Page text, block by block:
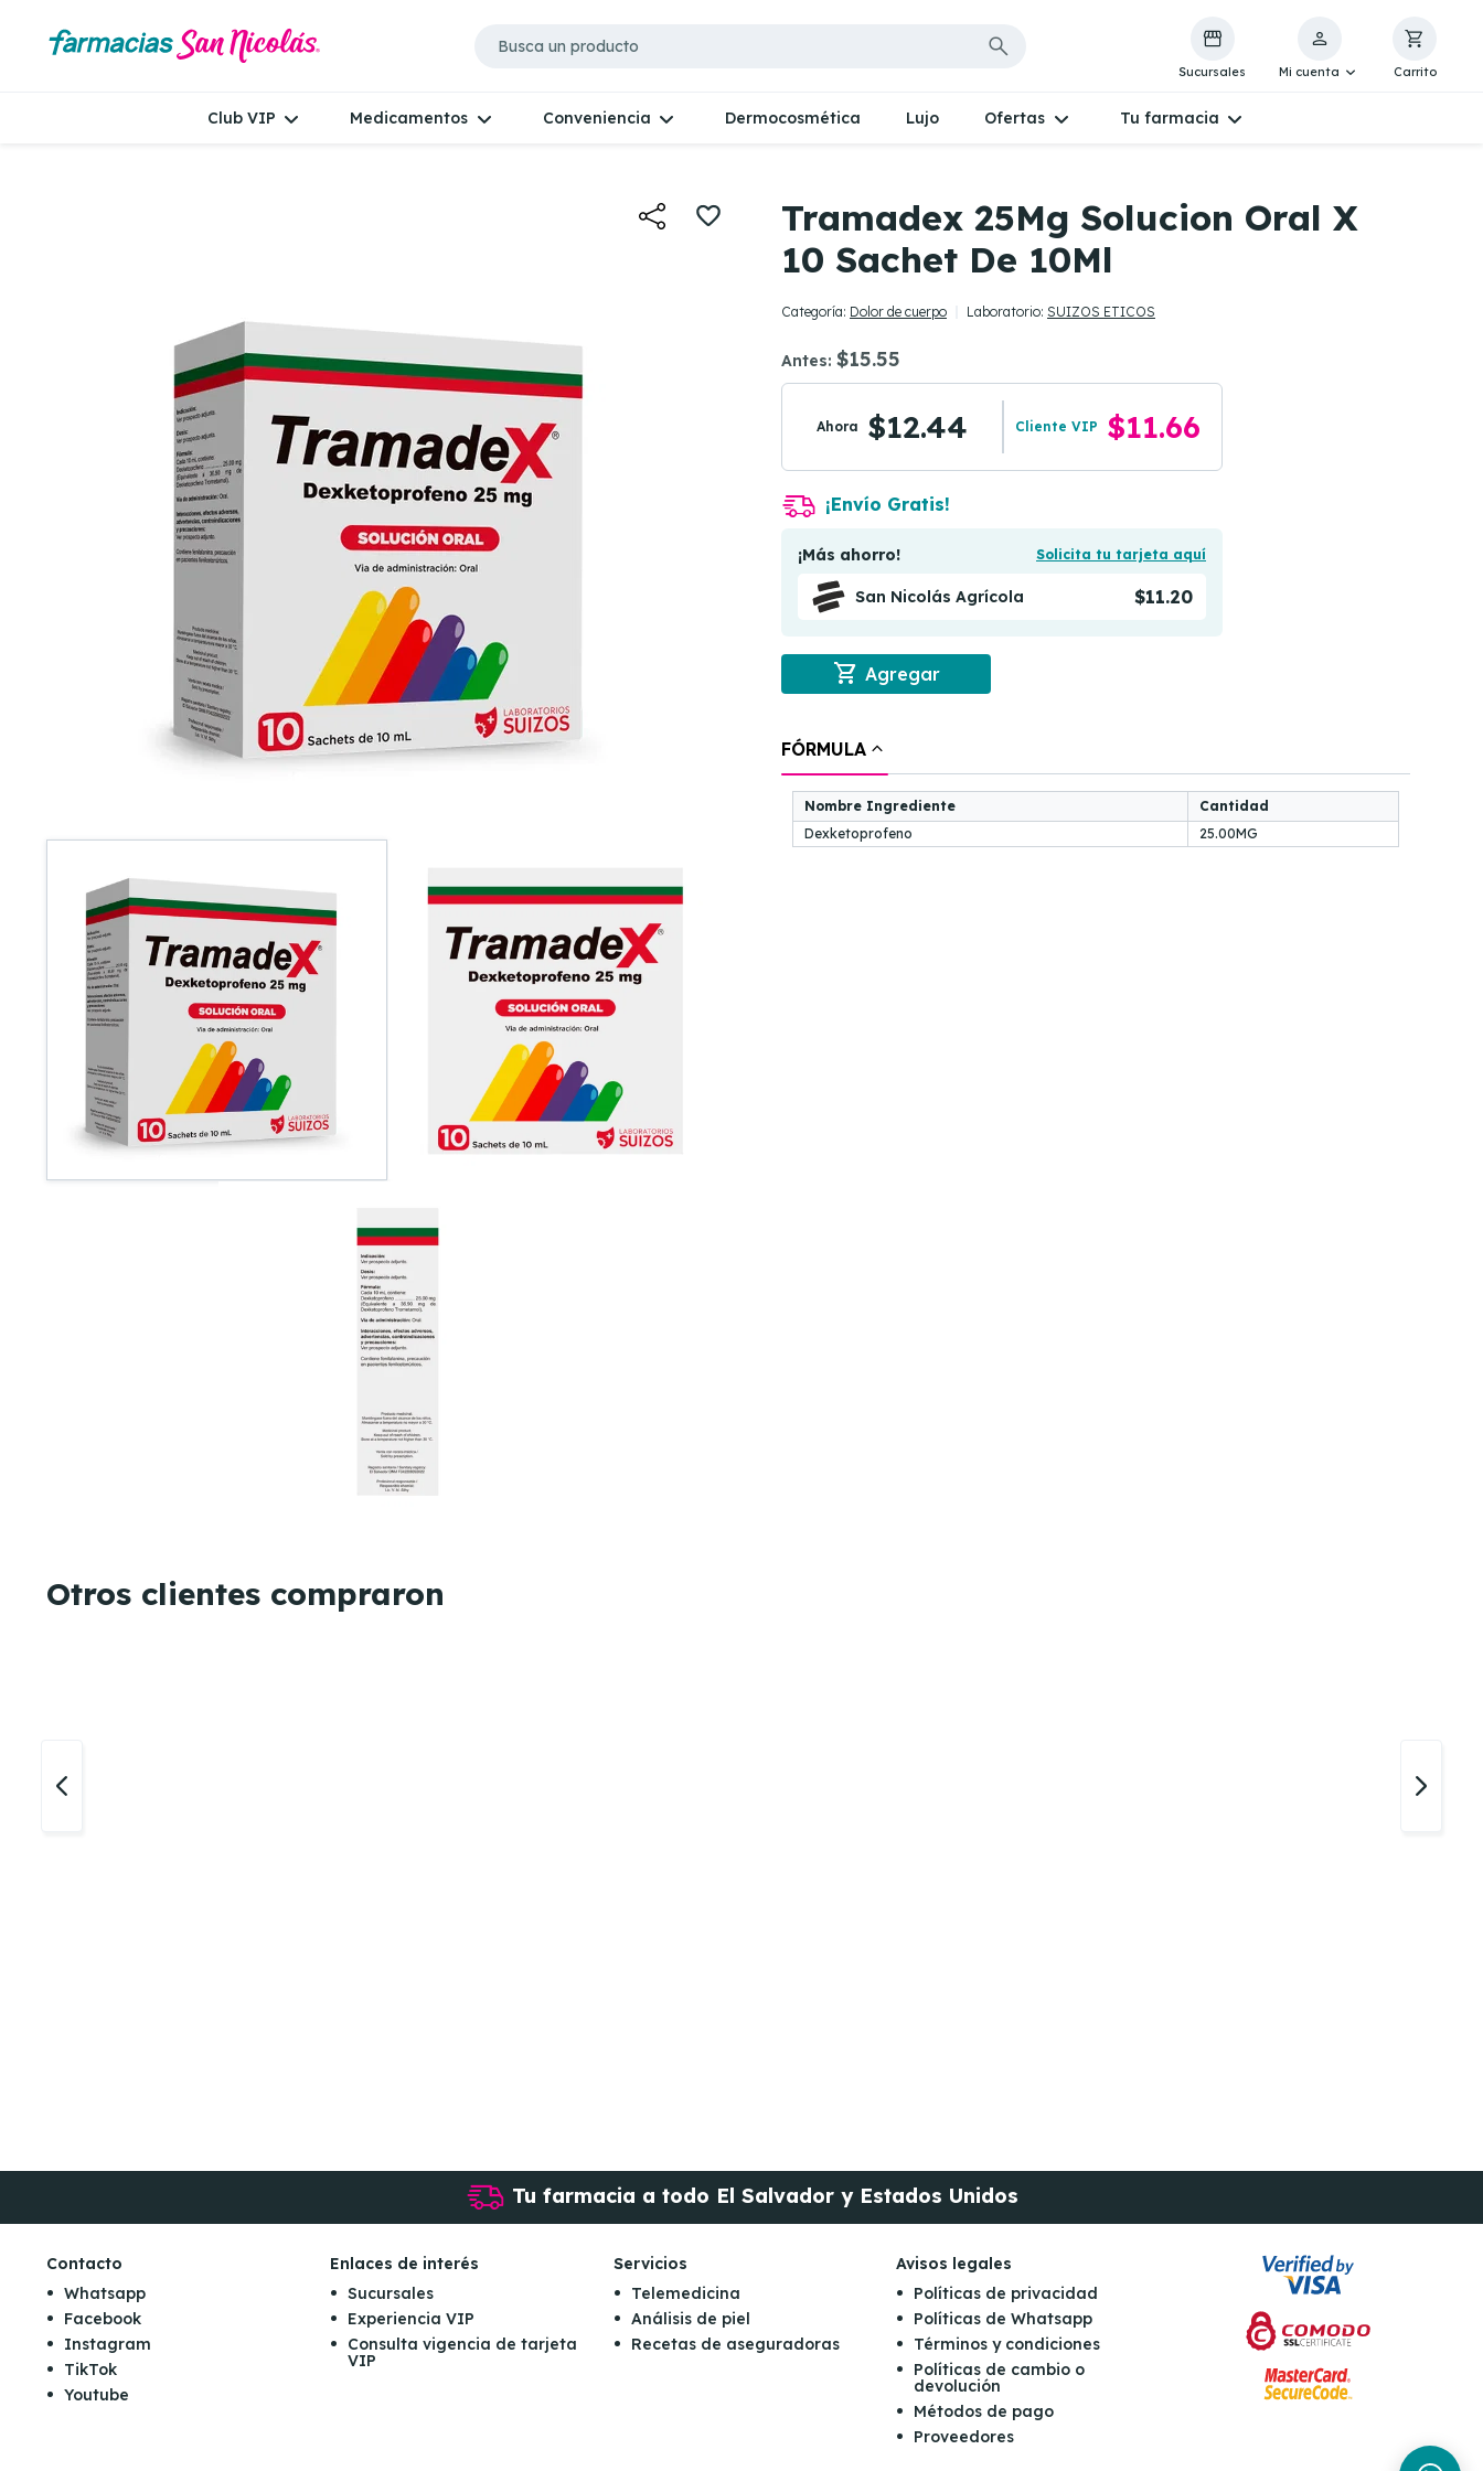
Sucursales Mi cuenta Carrito
Club VIP Medicamentos Conveniencia Dermocosmética Lujo Ofertas Tu farmacia
Tramadex 25Mg Solucion Oral X
10 Sachet De 10Ml
Categoría: Dolor de cuerpo Laboratorio: SUIZOS ETICOS
Antes: $15.55
Ahora $12.44 Cliente VIP $11.66
¡Envío Gratis!
¡Más ahorro! Solicita tu tarjeta aquí
San Nicolás Agrícola $11.20
shopping_cart Agregar
FÓRMULA
Nombre Ingrediente
Cantidad
Dexketoprofeno
25.00MG
Otros clientes compraron
Tu farmacia a todo El Salvador y Estados Unidos
Contacto
Whatsapp
Facebook
Instagram
TikTok
Youtube
Enlaces de interés
Sucursales
Experiencia VIP
Consulta vigencia de tarjeta
VIP
Servicios
Telemedicina
Análisis de piel
Recetas de aseguradoras
Avisos legales
Políticas de privacidad
Políticas de Whatsapp
Términos y condiciones
Políticas de cambio o
devolución
Métodos de pago
Proveedores